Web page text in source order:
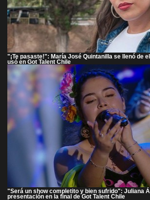
"¡Te pasaste!": María José Quintanilla se llenó de
usó en Got Talent Chile
"Será un show completito y bien sufrido": Juliana
presentación en la final de Got Talent Chile